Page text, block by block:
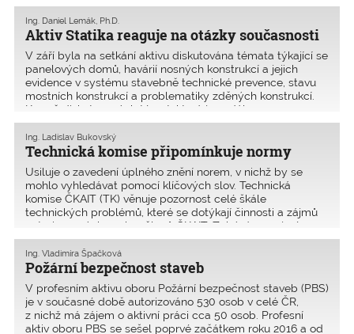
vysoké dotace ze státních nebo
Aktiv Statika reaguje na otázky současnosti
Ing. Daniel Lemák, Ph.D.
V září byla na setkání aktivu diskutována témata týkající se
panelových domů, havárií nosných konstrukcí a jejich
evidence v systému stavebně technické prevence, stavu
mostních konstrukcí a problematiky zděných konstrukcí.
Kromě diskutovaných témat, která jsou dále
Technická komise připomínkuje normy
Ing. Ladislav Bukovský
Usiluje o zavedení úplného znění norem, v nichž by se
mohlo vyhledávat pomocí klíčových slov. Technická
komise ČKAIT (TK) věnuje pozornost celé škále
technických problémů, které se dotýkají činnosti a zájmů
autorizovaných osob – členů ČKAIT. Zabývá se zejména
Požární bezpečnost staveb
Ing. Vladimíra Špačková
V profesním aktivu oboru Požární bezpečnost staveb (PBS)
je v současné době autorizováno 530 osob v celé ČR,
z nichž má zájem o aktivní práci cca 50 osob. Profesní
aktiv oboru PBS se sešel poprvé začátkem roku 2016 a od